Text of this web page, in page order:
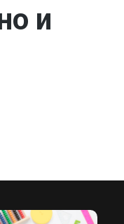
и